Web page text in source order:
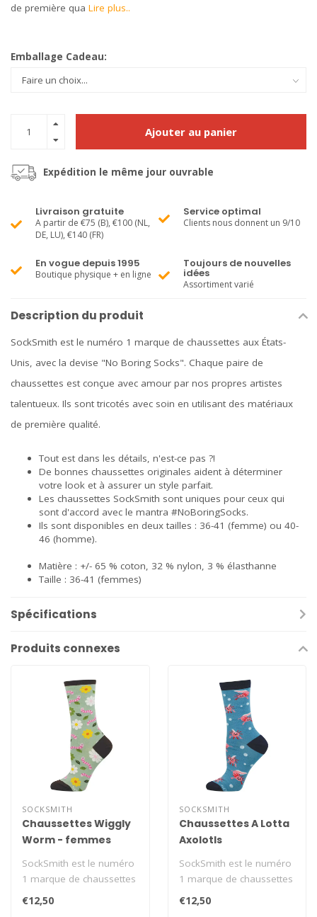
de première qua Lire plus..
Emballage Cadeau:
Ajouter au panier
Expédition le même jour ouvrable
Livraison gratuite
A partir de €75 (B), €100 (NL,
DE, LU), €140 (FR)
Service optimal
Clients nous donnent un 9/10
En vogue depuis 1995
Boutique physique + en ligne
Toujours de nouvelles
idées
Assortiment varié
Description du produit
SockSmith est le numéro 1 marque de chaussettes aux États-
Unis, avec la devise "No Boring Socks". Chaque paire de
chaussettes est conçue avec amour par nos propres artistes
talentueux. Ils sont tricotés avec soin en utilisant des matériaux
de première qualité.
Tout est dans les détails, n'est-ce pas ?!
De bonnes chaussettes originales aident à déterminer
votre look et à assurer un style parfait.
Les chaussettes SockSmith sont uniques pour ceux qui
sont d'accord avec le mantra #NoBoringSocks.
Ils sont disponibles en deux tailles : 36-41 (femme) ou 40-
46 (homme).
Matière : +/- 65 % coton, 32 % nylon, 3 % élasthanne
Taille : 36-41 (femmes)
Spécifications
Produits connexes
SOCKSMITH
Chaussettes Wiggly
Worm - femmes
SockSmith est le numéro
1 marque de chaussettes
aux États-Unis, avec la
devise..
€12,50
SOCKSMITH
Chaussettes A Lotta
Axolotls
SockSmith est le numéro
1 marque de chaussettes
aux États-Unis, avec la
devise..
€12,50